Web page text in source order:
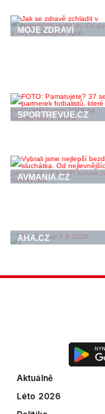
MOJE ZDRAVÍ
SPORTREVUE.CZ
AVMANIA.CZ
AHA.CZ
Aktuálně
Léto 2026